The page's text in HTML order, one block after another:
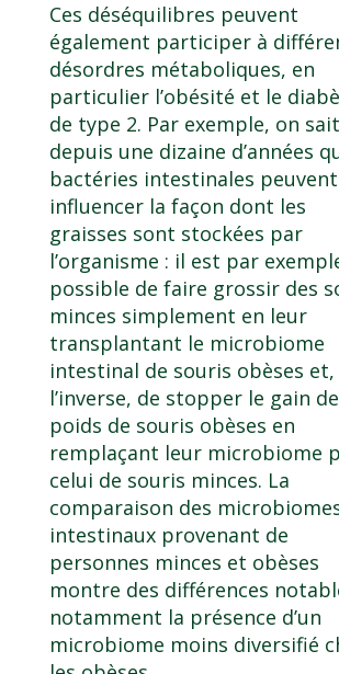
Ces déséquilibres peuvent
également participer à
désordres métaboliques, en
particulier l’obésité et le
de type 2. Par exemple, on sait
depuis une dizaine d’années
bactéries intestinales peuvent
influencer la façon dont les
graisses sont stockées par
l’organisme : il est par
possible de faire grossir des
minces simplement en leur
transplantant le microbiome
intestinal de souris obèses et,
l’inverse, de stopper le gain de
poids de souris obèses en
remplaçant leur microbiome
celui de souris minces. La
comparaison des
intestinaux provenant de
personnes minces et obèses
montre des différences
notamment la présence d’un
microbiome moins diversifié